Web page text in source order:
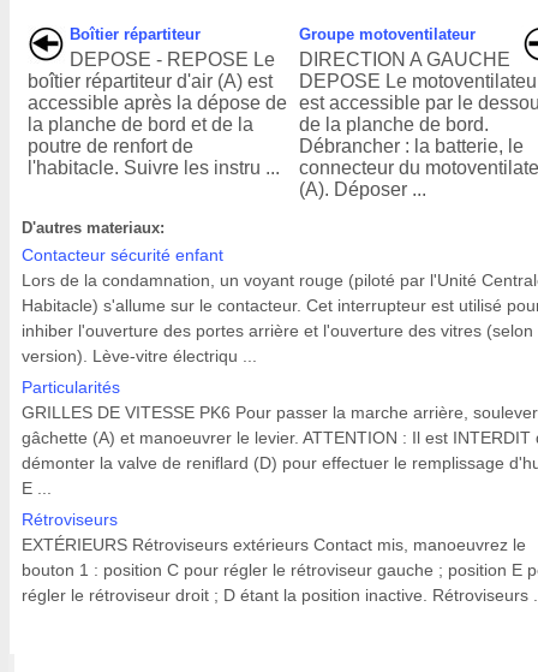
Boîtier répartiteur
DEPOSE - REPOSE Le
boîtier répartiteur d'air (A) est
accessible après la dépose de
la planche de bord et de la
poutre de renfort de
l'habitacle. Suivre les instru ...
Groupe motoventilateur
DIRECTION A GAUCHE
DEPOSE Le
est accessible par le
de la planche de bord.
Débrancher : la batterie, le
connecteur du
(A). Déposer ...
D'autres materiaux:
Contacteur sécurité enfant
Lors de la condamnation, un voyant rouge (piloté par l'Unité
Habitacle) s'allume sur le contacteur. Cet interrupteur est utilisé
inhiber l'ouverture des portes arrière et l'ouverture des vitres (selon
version). Lève-vitre électriqu ...
Particularités
GRILLES DE VITESSE PK6 Pour passer la marche arrière,
gâchette (A) et manoeuvrer le levier. ATTENTION : Il est INTERDIT
démonter la valve de reniflard (D) pour effectuer le remplissage
E ...
Rétroviseurs
EXTÉRIEURS Rétroviseurs extérieurs Contact mis, manoeuvrez le
bouton 1 : position C pour régler le rétroviseur gauche ; position E
régler le rétroviseur droit ; D étant la position inactive. Rétroviseurs